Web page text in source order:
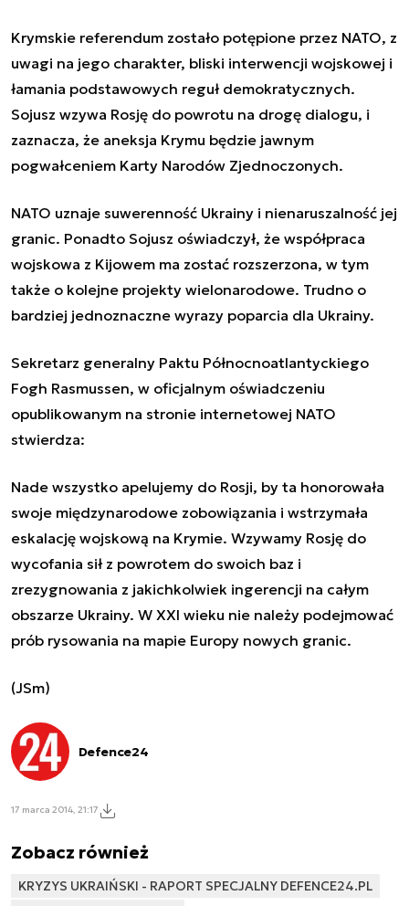
Krymskie referendum zostało potępione przez NATO, z
uwagi na jego charakter, bliski interwencji wojskowej i
łamania podstawowych reguł demokratycznych.
Sojusz wzywa Rosję do powrotu na drogę dialogu, i
zaznacza, że aneksja Krymu będzie jawnym
pogwałceniem Karty Narodów Zjednoczonych.
NATO uznaje suwerenność Ukrainy i nienaruszalność jej
granic. Ponadto Sojusz oświadczył, że współpraca
wojskowa z Kijowem ma zostać rozszerzona, w tym
także o kolejne projekty wielonarodowe. Trudno o
bardziej jednoznaczne wyrazy poparcia dla Ukrainy.
Sekretarz generalny Paktu Północnoatlantyckiego
Fogh Rasmussen, w oficjalnym oświadczeniu
opublikowanym na stronie internetowej NATO
stwierdza:
Nade wszystko apelujemy do Rosji, by ta honorowała
swoje międzynarodowe zobowiązania i wstrzymała
eskalację wojskową na Krymie. Wzywamy Rosję do
wycofania sił z powrotem do swoich baz i
zrezygnowania z jakichkolwiek ingerencji na całym
obszarze Ukrainy. W XXI wieku nie należy podejmować
prób rysowania na mapie Europy nowych granic.
(JSm)
Defence24
17 marca 2014, 21:17
Zobacz również
KRYZYS UKRAIŃSKI - RAPORT SPECJALNY DEFENCE24.PL